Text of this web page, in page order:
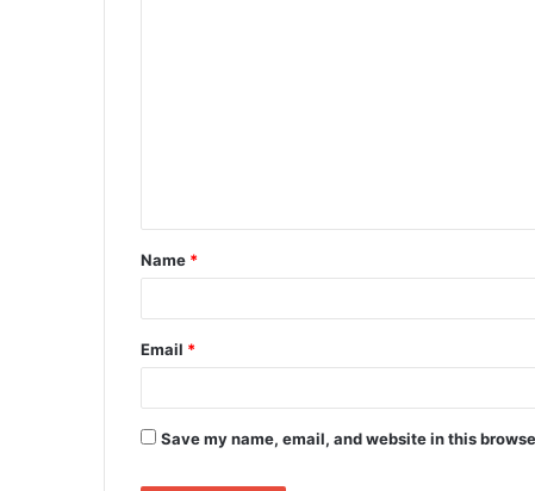
t
*
Name *
Email *
Save my name, email, and website in this